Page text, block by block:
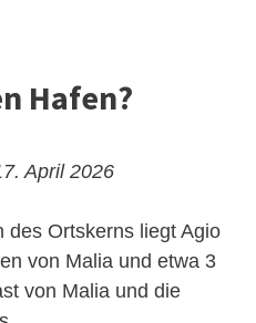
Hafen?
April 2026
des Ortskerns liegt Agio
von Malia und etwa 3
von Malia und die